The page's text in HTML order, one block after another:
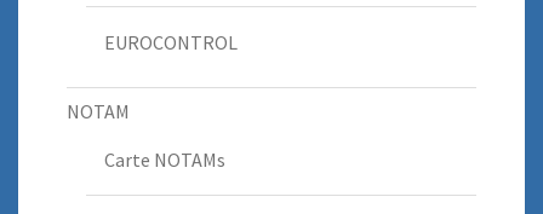
EUROCONTROL
NOTAM
Carte NOTAMs